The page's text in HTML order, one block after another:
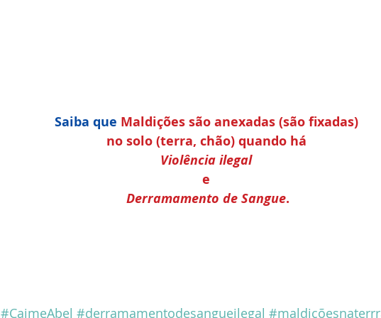
Saiba que Maldições são anexadas (são fixadas)
no solo (terra, chão) quando há
Violência ilegal
e
Derramamento de Sangue.
#CaimeAbel #derramamentodesangueilegal